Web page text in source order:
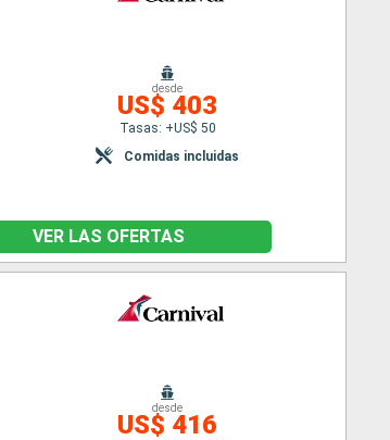
desde
US$ 403
Tasas: +US$ 50
Comidas incluidas
VER LAS OFERTAS
desde
US$ 416